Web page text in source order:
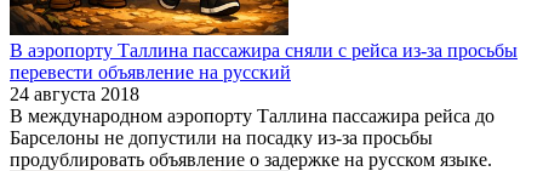
В аэропорту Таллина пассажира сняли с рейса из-за просьбы
перевести объявление на русский
24 августа 2018
В международном аэропорту Таллина пассажира рейса до
Барселоны не допустили на посадку из-за просьбы
продублировать объявление о задержке на русском языке.